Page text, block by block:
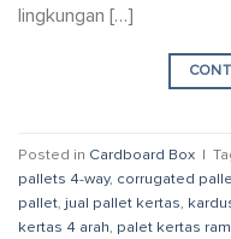
lingkungan […]
Posted in Cardboard Box |
pallets 4-way, corrugated
pallet, jual pallet kertas,
kertas 4 arah, palet kertas